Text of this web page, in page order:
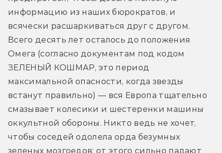
информацию из наших бюрократов, и
всячески расшаркиваться друг с другом.
Всего десять лет осталось до положения
Омега (согласно документам под кодом
ЗЕЛЕНЫЙ КОШМАР, это период
максимальной опасности, когда звезды
встанут правильно) — вся Европа тщательно
смазывает колесики и шестеренки машины
оккультной обороны. Никто ведь не хочет,
чтобы соседей одолела орда безумных
зеленых мозгоедов: от этого сильно падают